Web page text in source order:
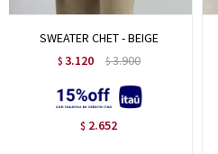
SWEATER CHET - BEIGE
$ 3.120 $3.900
$ 2.652